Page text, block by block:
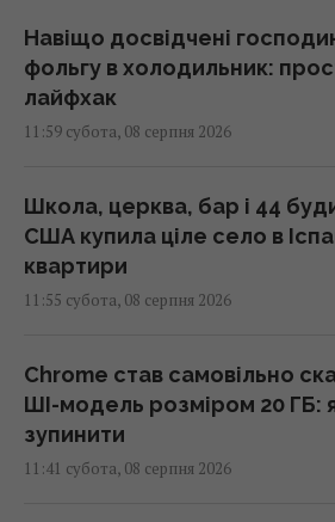
Навіщо досвідчені
фольгу в холодильник:
лайфхак
11:59 субота, 08 серпня 2026
Школа, церква, бар і 44
США купила ціле село в
квартири
11:55 субота, 08 серпня 2026
Chrome став самовільно
ШІ-модель розміром 20 ГБ:
зупинити
11:41 субота, 08 серпня 2026